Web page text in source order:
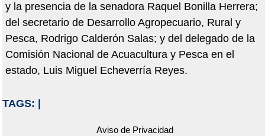
y la presencia de la senadora Raquel Bonilla Herrera;
del secretario de Desarrollo Agropecuario, Rural y
Pesca, Rodrigo Calderón Salas; y del delegado de la
Comisión Nacional de Acuacultura y Pesca en el
estado, Luis Miguel Echeverría Reyes.
TAGS:
Aviso de Privacidad